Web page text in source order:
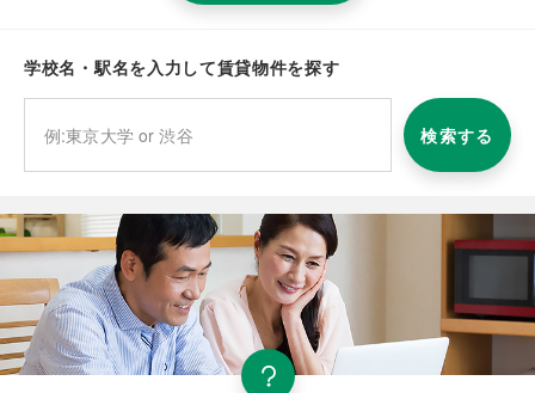
学校名・駅名を入力して賃貸物件を探す
検索する